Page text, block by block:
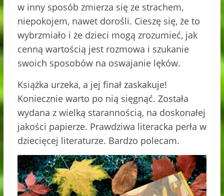
w inny sposób zmierza się ze strachem,
niepokojem, nawet dorośli. Cieszę się, że to
wybrzmiało i że dzieci mogą zrozumieć, jak
cenną wartością jest rozmowa i szukanie
swoich sposobów na oswajanie lęków.
Książka urzeka, a jej finał zaskakuje!
Koniecznie warto po nią sięgnąć. Została
wydana z wielką starannością, na doskonałej
jakości papierze. Prawdziwa literacka perła w
dziecięcej literaturze. Bardzo polecam.